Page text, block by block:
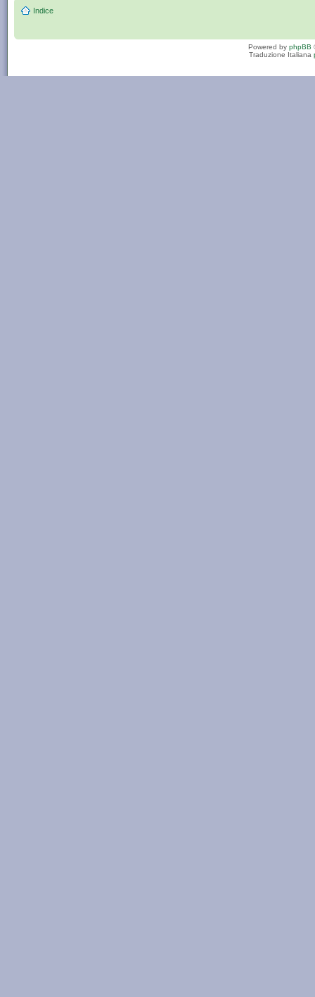
Indice
Powered by phpBB
Traduzione Italiana